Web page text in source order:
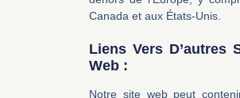
Canada et aux États-Unis.
Liens Vers D’autres
Web :
Notre site web peut